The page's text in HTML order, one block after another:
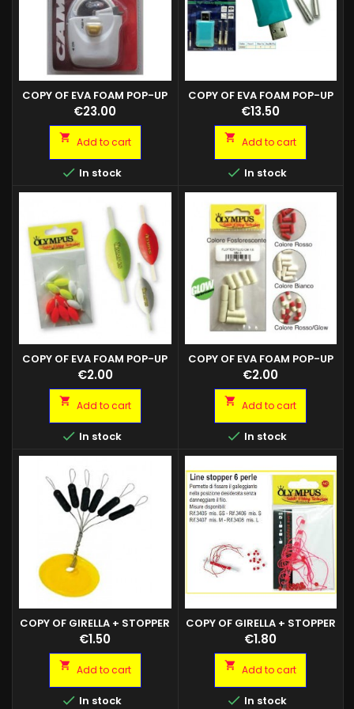
COPY OF EVA FOAM POP-UP
Price
€23.00
 Add to cart
 In stock
COPY OF EVA FOAM POP-UP
Price
€13.50
 Add to cart
 In stock
COPY OF EVA FOAM POP-UP
Price
€2.00
 Add to cart
 In stock
COPY OF EVA FOAM POP-UP
Price
€2.00
 Add to cart
 In stock
COPY OF GIRELLA + STOPPER
Composto da due stopper in
gomma, due perline
fosforescenti ed una girella.
Sistema completo da infilare
sul trave per ottenere una
Price
€1.50
 Add to cart
 In stock
COPY OF GIRELLA + STOPPER
Composto da due stopper in
gomma, due perline
fosforescenti ed una girella.
Sistema completo da infilare
sul trave per ottenere una
Price
€1.80
 Add to cart
 In stock